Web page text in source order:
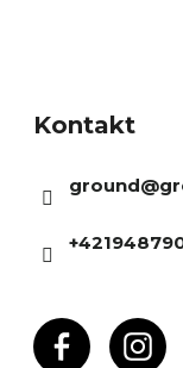
Kontakt
ground@